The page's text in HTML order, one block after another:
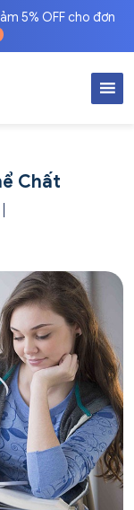
5% OFF cho đơn
Chất